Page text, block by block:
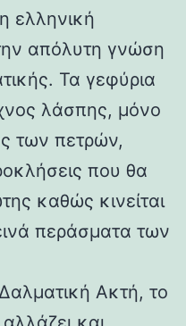
ελληνική
απόλυτη γνώση
Τα γεφύρια
λάσπης, μόνο
των πετρών,
που θα
καθώς κινείται
περάσματα των
Ακτή, το